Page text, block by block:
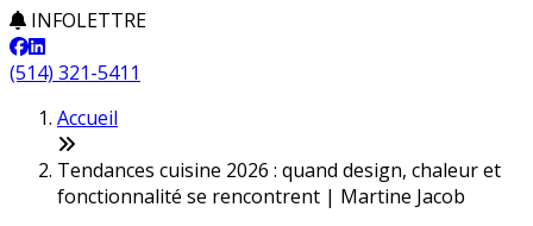
INFOLETTRE
(514) 321-5411
Accueil
Tendances cuisine 2026 : quand design, chaleur et
fonctionnalité se rencontrent | Martine Jacob